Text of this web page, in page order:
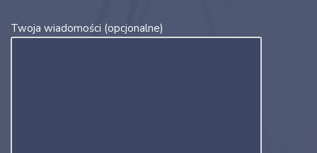
Twoja wiadomości (opcjonalne)